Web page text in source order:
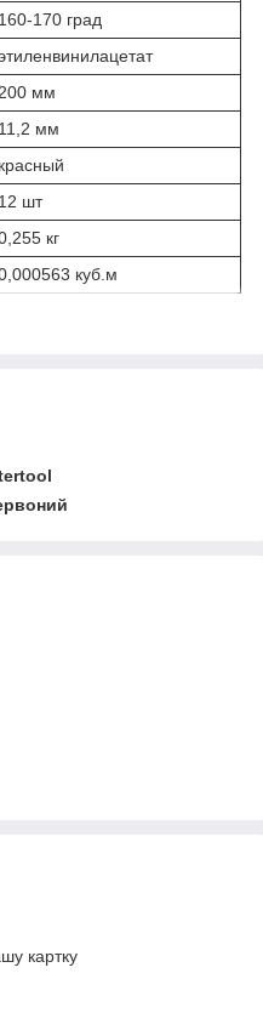
160-170 град
200 мм
11,2 мм
красный
12 шт
кг
куб.м
картку